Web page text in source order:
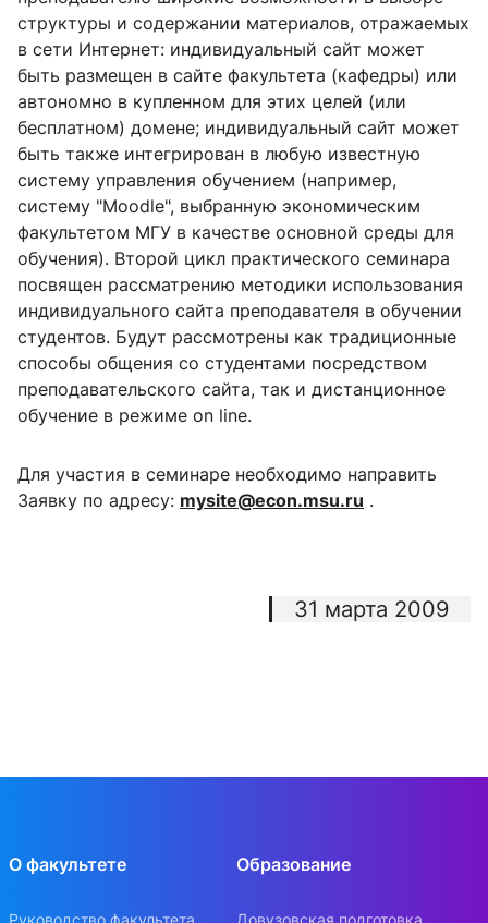
структуры и содержании материалов, отражаемых
в сети Интернет: индивидуальный сайт может
быть размещен в сайте факультета (кафедры) или
автономно в купленном для этих целей (или
бесплатном) домене; индивидуальный сайт может
быть также интегрирован в любую известную
систему управления обучением (например,
систему "Moodle", выбранную экономическим
факультетом МГУ в качестве основной среды для
обучения). Второй цикл практического семинара
посвящен рассматрению методики использования
индивидуального сайта преподавателя в обучении
студентов. Будут рассмотрены как традиционные
способы общения со студентами посредством
преподавательского сайта, так и дистанционное
обучение в режиме on line.
Для участия в семинаре необходимо направить
Заявку по адресу: mysite@econ.msu.ru .
31 марта 2009
О факультете Образование